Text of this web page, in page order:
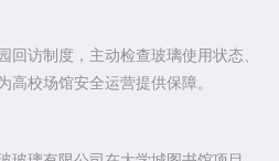
回访制度，主动检查玻璃使用状态、
高校场馆安全运营提供保障。